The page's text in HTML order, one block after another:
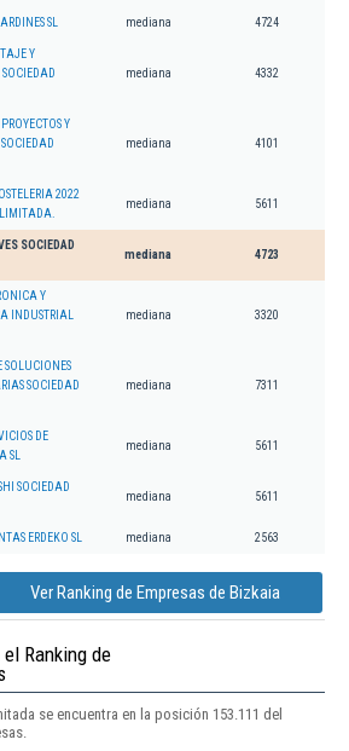
SL mediana 4724
Y
mediana 4332
Y
mediana 4101
2022
mediana 5611
SOCIEDAD
mediana 4723
Y
INDUSTRIAL
mediana 3320
SOLUCIONES
SOCIEDAD
mediana 7311
DE
SL
mediana 5611
SOCIEDAD
mediana 5611
ERDEKO SL mediana 2563
Ver Ranking de Empresas de Bizkaia
el Ranking de
se encuentra en la posición 153.111 del